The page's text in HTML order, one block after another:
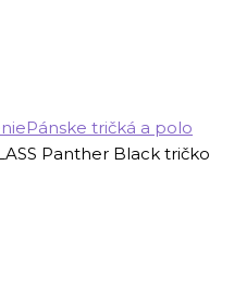
Pánske tričká a polo
Panther Black tričko